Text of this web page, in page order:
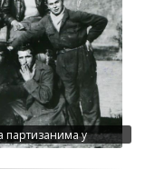
партизанима у